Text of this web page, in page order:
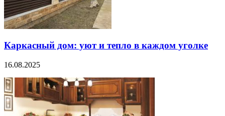
Каркасный дом: уют и тепло в каждом уголке
16.08.2025